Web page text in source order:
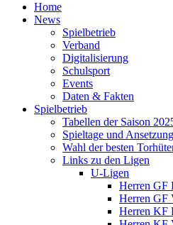
Home
News
Spielbetrieb
Verband
Digitalisierung
Schulsport
Events
Daten & Fakten
Spielbetrieb
Tabellen der Saison
Spieltage und
Wahl der besten
Links zu den Ligen
U-Ligen
Herren GF
Herren GF
Herren KF